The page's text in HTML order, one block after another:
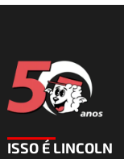
ISSO É LINCOLN